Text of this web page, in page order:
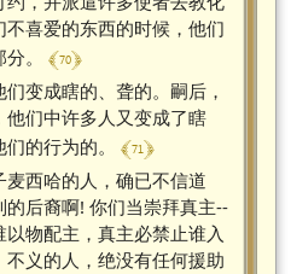
喜爱的东西的时候，他们
。 ﴾ 70 ﴿
变成瞎的、聋的。嗣后，
们中许多人又变成了瞎
的行为的。 ﴾ 71 ﴿
西哈的人，确已不信道
后裔啊! 你们当崇拜真主--
物配主，真主必禁止谁入
义的人，绝没有任何援助